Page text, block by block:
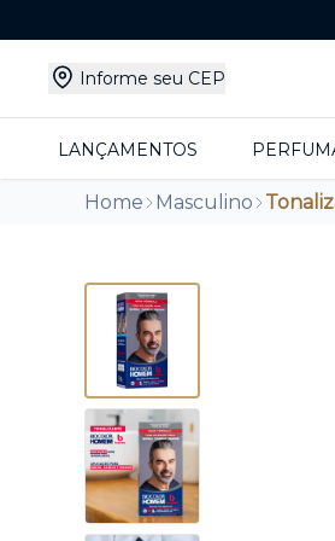
Informe seu CEP
LANÇAMENTOS
Home Masculino